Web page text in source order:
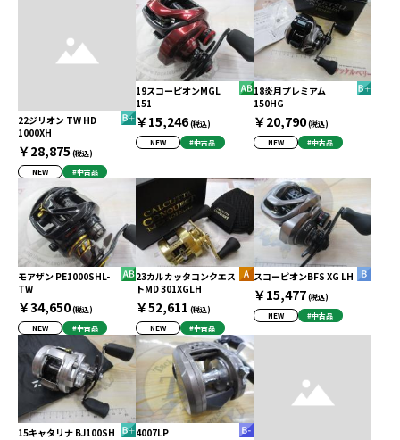
22ジリオン TW HD
1000XH
￥28,875 (税込)
NEW
#中古品
19スコーピオンMGL
151
￥15,246(税込)
NEW
#中古品
18炎月プレミアム
150HG
￥20,790(税込)
NEW
#中古品
モアザン PE1000SHL-
TW
￥34,650(税込)
NEW
#中古品
23カルカッタコンクエス
トMD 301XGLH
￥52,611 (税込)
NEW
#中古品
スコーピオンBFS XG LH
￥15,477(税込)
NEW
#中古品
15キャタリナ BJ100SH 4007LP